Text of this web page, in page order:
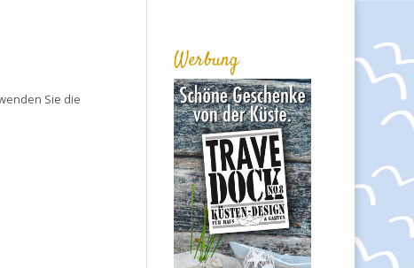
Sie die
Werbung